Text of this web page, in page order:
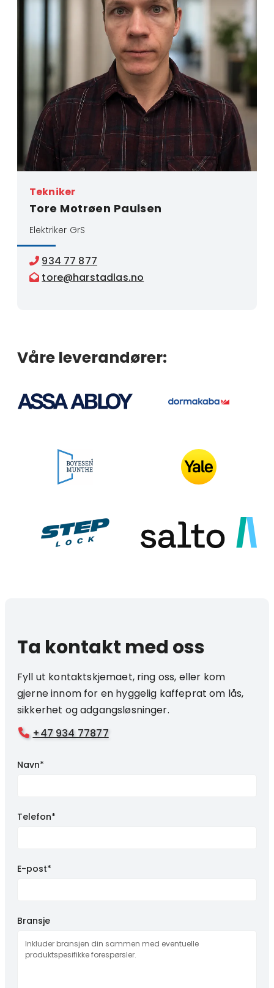
Tekniker
Tore Motrøen Paulsen
Elektriker GrS
 934 77 877
 tore@harstadlas.no
Våre leverandører:
Ta kontakt med oss
Fyll ut kontaktskjemaet, ring oss, eller kom
gjerne innom for en hyggelig kaffeprat om lås,
sikkerhet og adgangsløsninger.
 +47 934 77877
Navn*
Telefon*
E-post*
Bransje